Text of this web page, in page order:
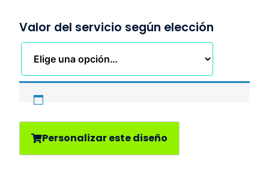
Valor del servicio según elección
Personalizar este diseño